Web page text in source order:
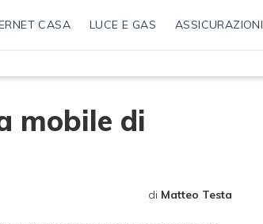
CASA LUCE E GAS ASSICURAZIONI
mobile di
di Matteo Testa